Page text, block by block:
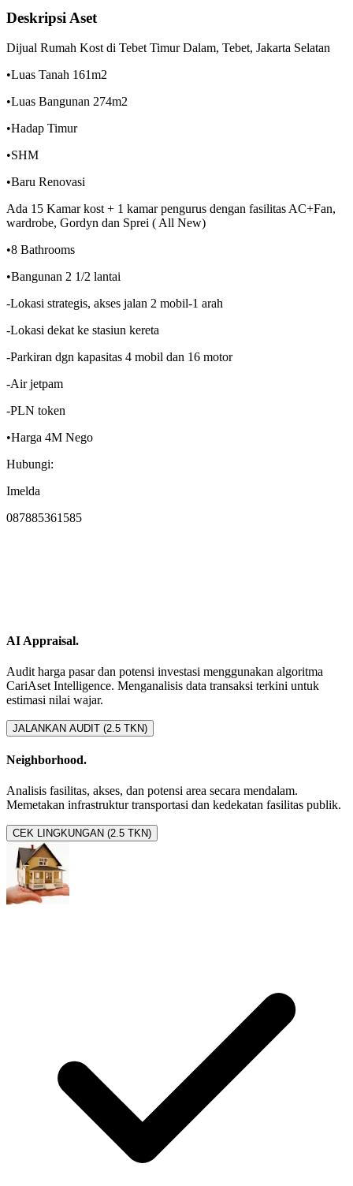
Deskripsi Aset
Dijual Rumah Kost di Tebet Timur Dalam, Tebet, Jakarta Selatan
•Luas Tanah 161m2
•Luas Bangunan 274m2
•Hadap Timur
•SHM
•Baru Renovasi
Ada 15 Kamar kost + 1 kamar pengurus dengan fasilitas AC+Fan,
wardrobe, Gordyn dan Sprei ( All New)
•8 Bathrooms
•Bangunan 2 1/2 lantai
-Lokasi strategis, akses jalan 2 mobil-1 arah
-Lokasi dekat ke stasiun kereta
-Parkiran dgn kapasitas 4 mobil dan 16 motor
-Air jetpam
-PLN token
•Harga 4M Nego
Hubungi:
Imelda
087885361585
AI Appraisal.
Audit harga pasar dan potensi investasi menggunakan algoritma
CariAset Intelligence. Menganalisis data transaksi terkini untuk
estimasi nilai wajar.
JALANKAN AUDIT (2.5 TKN)
Neighborhood.
Analisis fasilitas, akses, dan potensi area secara mendalam.
Memetakan infrastruktur transportasi dan kedekatan fasilitas publik.
CEK LINGKUNGAN (2.5 TKN)